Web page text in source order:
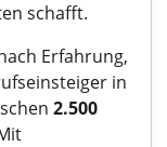
schafft.
Erfahrung,
in
2.500